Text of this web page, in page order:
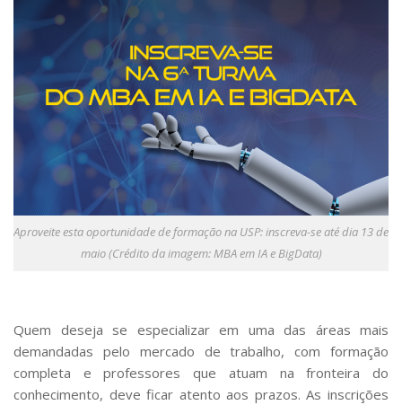
Transferência de Tecnologia
Empresas Juniores
Extensão à Comunidade
Projetos, Programas e Cursos
Artes, Cultura e Esportes
Museus e Espaços Interativos
Serviços
Bibliotecas
Apoio ao Estudante
Segurança, Trânsito e Prevenção
RH, Administrativo e Financeiro
Outros serviços
Jornal da USP
Agenda de Eventos
Defesa de Teses
Aproveite esta oportunidade de formação na USP: inscreva-se até dia 13 de
maio (Crédito da imagem: MBA em IA e BigData)
Quem deseja se especializar em uma das áreas mais
demandadas pelo mercado de trabalho, com formação
completa e professores que atuam na fronteira do
conhecimento, deve ficar atento aos prazos. As inscrições